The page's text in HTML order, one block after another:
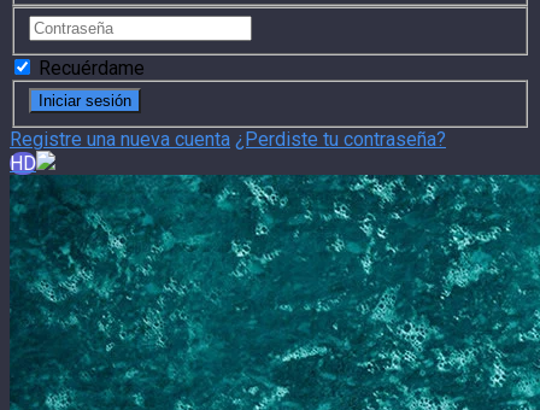
Recuérdame
Registre una nueva cuenta ¿Perdiste tu contraseña?
HD